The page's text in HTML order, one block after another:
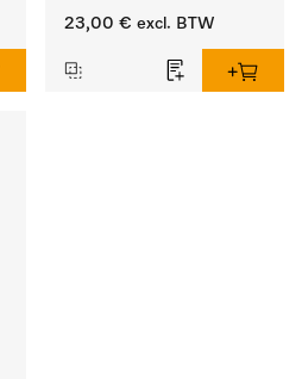
lengte 210 mm, 1 stuk
23,00 € excl. BTW